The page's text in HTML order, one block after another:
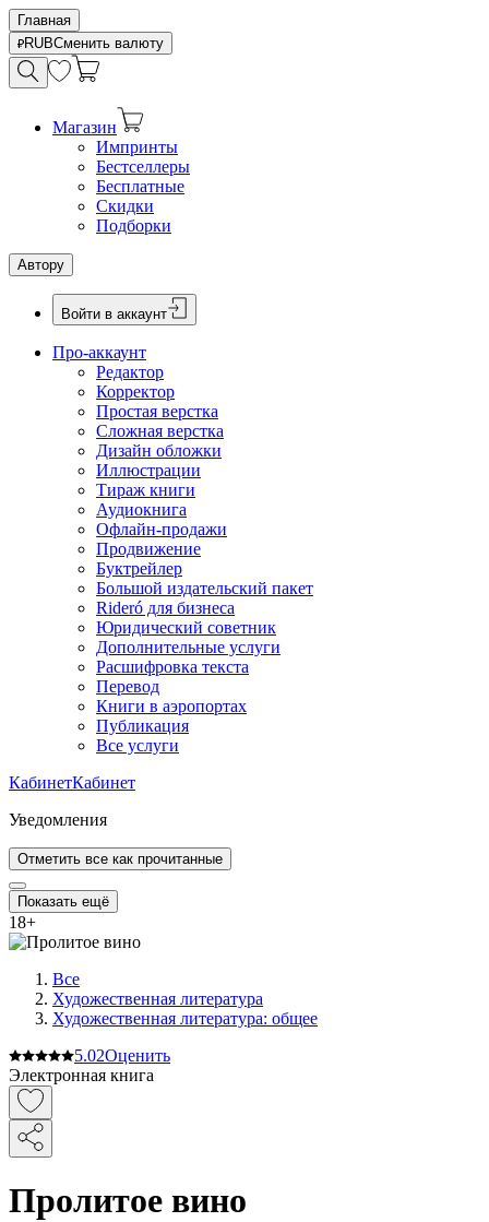
Главная
RUBСменить валюту
Магазин
Импринты
Бестселлеры
Бесплатные
Скидки
Подборки
Автору
Войти в аккаунт
Про-аккаунт
Редактор
Корректор
Простая верстка
Сложная верстка
Дизайн обложки
Иллюстрации
Тираж книги
Аудиокнига
Офлайн-продажи
Продвижение
Буктрейлер
Большой издательский пакет
Rideró для бизнеса
Юридический советник
Дополнительные услуги
Расшифровка текста
Перевод
Книги в аэропортах
Публикация
Все услуги
КабинетКабинет
Уведомления
Отметить все как прочитанные
Показать ещё
18+
Все
Художественная литература
Художественная литература: общее
5.02Оценить
Электронная книга
Пролитое вино